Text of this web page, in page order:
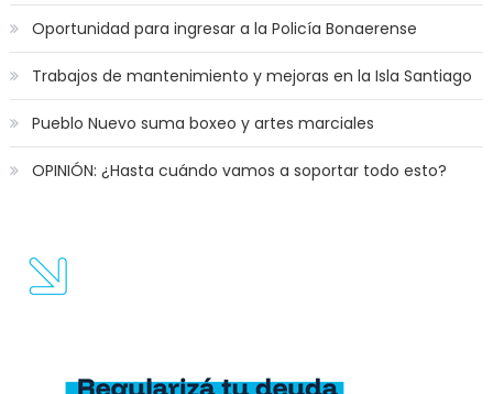
Oportunidad para ingresar a la Policía Bonaerense
Trabajos de mantenimiento y mejoras en la Isla Santiago
Pueblo Nuevo suma boxeo y artes marciales
OPINIÓN: ¿Hasta cuándo vamos a soportar todo esto?